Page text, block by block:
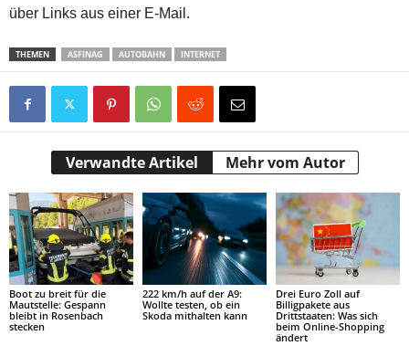
über Links aus einer E-Mail.
THEMEN ASFINAG AUTOBAHN INTERNET
Verwandte Artikel Mehr vom Autor
Boot zu breit für die
Mautstelle: Gespann
bleibt in Rosenbach
stecken
222 km/h auf der A9:
Wollte testen, ob ein
Skoda mithalten kann
Drei Euro Zoll auf
Billigpakete aus
Drittstaaten: Was sich
beim Online-Shopping
ändert